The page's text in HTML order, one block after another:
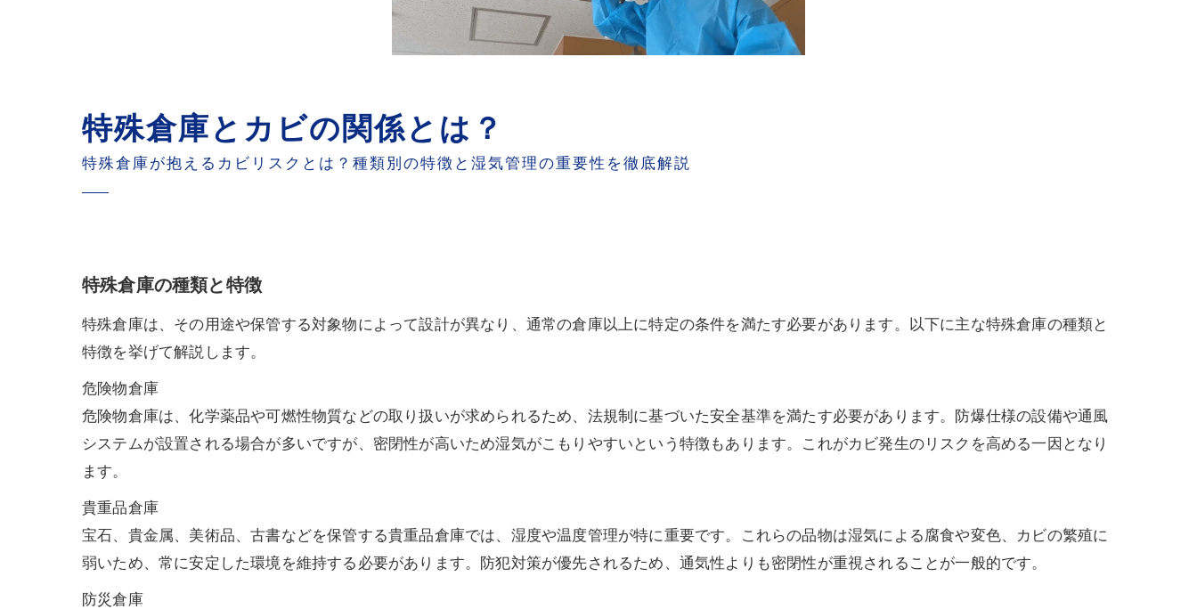
特殊倉庫とカビの関係とは？
特殊倉庫が抱えるカビリスクとは？種類別の特徴と湿気管理の重要性を徹底解説
特殊倉庫の種類と特徴
特殊倉庫は、その用途や保管する対象物によって設計が異なり、通常の倉庫以上に特定の条件を満たす必要があります。以下に主な特殊倉庫の種類と
特徴を挙げて解説します。
危険物倉庫
危険物倉庫は、化学薬品や可燃性物質などの取り扱いが求められるため、法規制に基づいた安全基準を満たす必要があります。防爆仕様の設備や通風
システムが設置される場合が多いですが、密閉性が高いため湿気がこもりやすいという特徴もあります。これがカビ発生のリスクを高める一因となり
ます。
貴重品倉庫
宝石、貴金属、美術品、古書などを保管する貴重品倉庫では、湿度や温度管理が特に重要です。これらの品物は湿気による腐食や変色、カビの繁殖に
弱いため、常に安定した環境を維持する必要があります。防犯対策が優先されるため、通気性よりも密閉性が重視されることが一般的です。
防災倉庫